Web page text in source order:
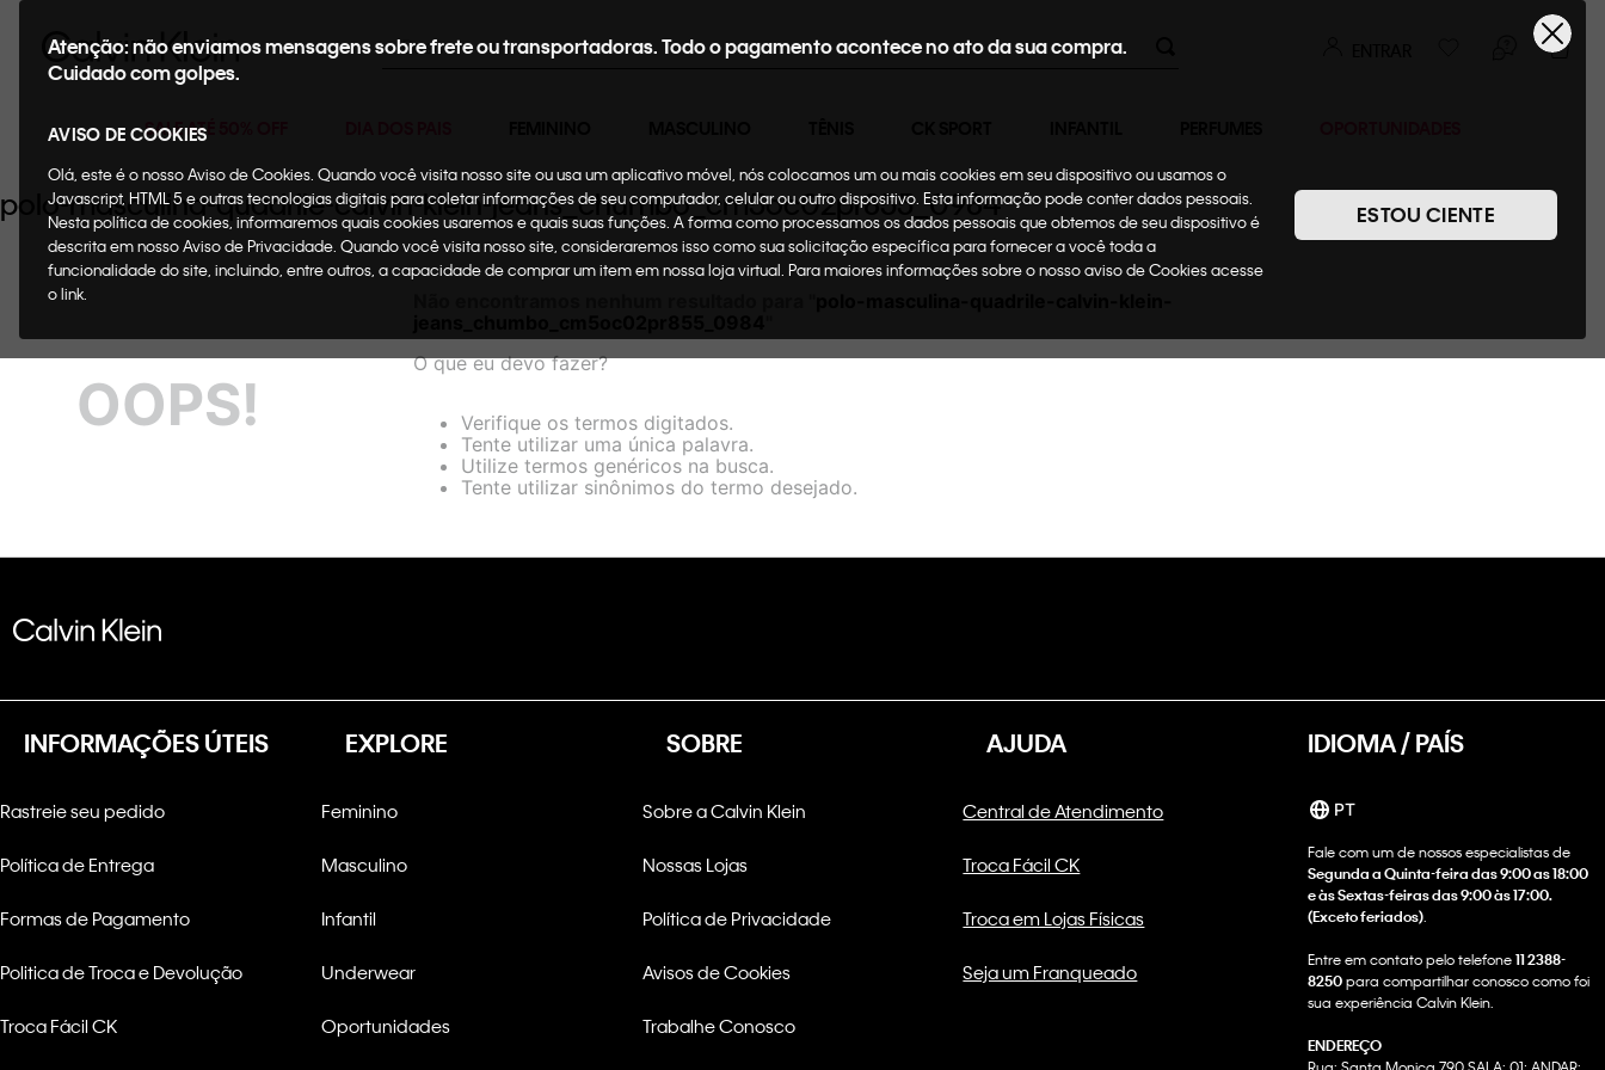
Buscar
SALE ATÉ 50% OFF
Atenção: não enviamos mensagens sobre frete ou transportadoras. Todo o pagamento acontece no ato da sua compra.
Cuidado com golpes.
AVISO DE COOKIES
Olá, este é o nosso Aviso de Cookies. Quando você visita nosso site ou usa um aplicativo móvel, nós colocamos um ou mais cookies em seu dispositivo ou usamos o
Javascript, HTML 5 e outras tecnologias digitais para coletar informações de seu computador, celular ou outro dispositivo. Esta informação pode conter dados pessoais.
Nesta política de cookies, informaremos quais cookies usaremos e quais suas funções. A forma como processamos os dados pessoais que obtemos de seu dispositivo é
descrita em nosso Aviso de Privacidade. Quando você visita nosso site, consideraremos isso como sua solicitação específica para fornecer a você toda a
funcionalidade do site, incluindo, entre outros, a capacidade de comprar um item em nossa loja virtual. Para maiores informações sobre o nosso aviso de Cookies acesse
o link.
ESTOU CIENTE
polo-masculina-quadrile-calvin-klein-jeans_chumbo_cm5oc02pr855_0984
OOPS!
O que eu devo fazer?
Verifique os termos digitados.
Tente utilizar uma única palavra.
Utilize termos genéricos na busca.
Tente utilizar sinônimos do termo desejado.
INFORMAÇÕES ÚTEIS
Rastreie seu pedido
Política de Entrega
Formas de Pagamento
Politica de Troca e Devolução
Troca Fácil CK
EXPLORE
Feminino
Masculino
Infantil
Underwear
Oportunidades
SOBRE
Sobre a Calvin Klein
Nossas Lojas
Política de Privacidade
Avisos de Cookies
Trabalhe Conosco
AJUDA
Central de Atendimento
Troca Fácil CK
Troca em Lojas Físicas
Seja um Franqueado
IDIOMA / PAÍS
PT
Fale com um de nossos especialistas de
Segunda a Quinta-feira das 9:00 as 18:00
e às Sextas-feiras das 9:00 às 17:00.
(Exceto feriados)
Entre em contato pelo telefone11 2388-
8250para compartilhar conosco como foi
sua experiência Calvin Klein.
ENDEREÇO